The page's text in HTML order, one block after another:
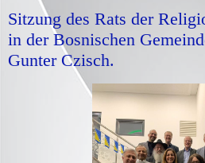
Sitzung des Rats der
in der Bosnischen
Gunter Czisch.